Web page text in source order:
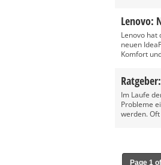
Lenovo:
Lenovo hat
neuen
Komfort
Im Laufe
Probleme
werden.
Page 1